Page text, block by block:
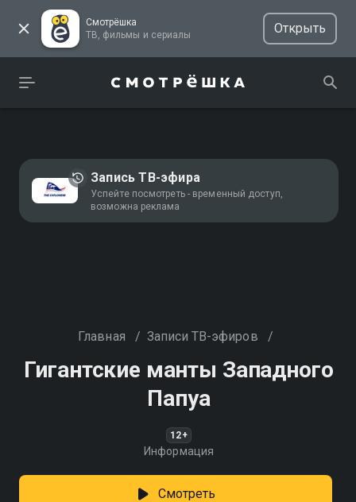
Смотрёшка
ТВ, фильмы и сериалы
Открыть
Запись ТВ-эфира
Успейте посмотреть - временный доступ,
возможна реклама
Главная / Записи ТВ-эфиров /
Гигантские манты Западного
Папуа
12+
Информация
Смотреть